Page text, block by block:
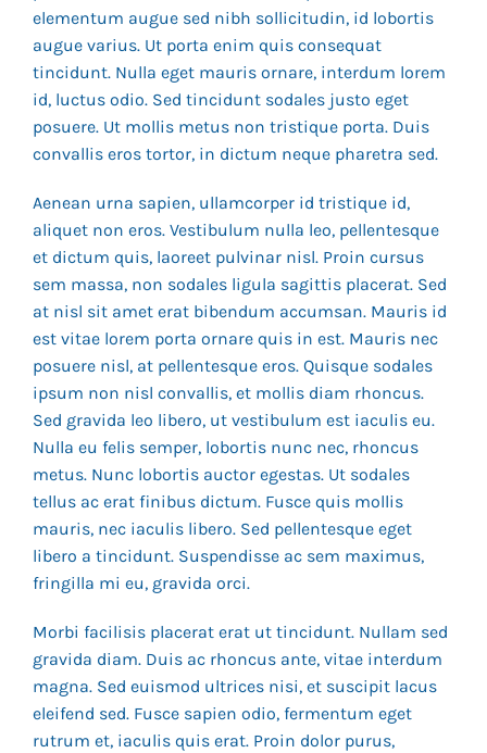
elementum augue sed nibh sollicitudin, id lobortis
augue varius. Ut porta enim quis consequat
tincidunt. Nulla eget mauris ornare, interdum lorem
id, luctus odio. Sed tincidunt sodales justo eget
posuere. Ut mollis metus non tristique porta. Duis
convallis eros tortor, in dictum neque pharetra sed.
Aenean urna sapien, ullamcorper id tristique id,
aliquet non eros. Vestibulum nulla leo, pellentesque
et dictum quis, laoreet pulvinar nisl. Proin cursus
sem massa, non sodales ligula sagittis placerat. Sed
at nisl sit amet erat bibendum accumsan. Mauris id
est vitae lorem porta ornare quis in est. Mauris nec
posuere nisl, at pellentesque eros. Quisque sodales
ipsum non nisl convallis, et mollis diam rhoncus.
Sed gravida leo libero, ut vestibulum est iaculis eu.
Nulla eu felis semper, lobortis nunc nec, rhoncus
metus. Nunc lobortis auctor egestas. Ut sodales
tellus ac erat finibus dictum. Fusce quis mollis
mauris, nec iaculis libero. Sed pellentesque eget
libero a tincidunt. Suspendisse ac sem maximus,
fringilla mi eu, gravida orci.
Morbi facilisis placerat erat ut tincidunt. Nullam sed
gravida diam. Duis ac rhoncus ante, vitae interdum
magna. Sed euismod ultrices nisi, et suscipit lacus
eleifend sed. Fusce sapien odio, fermentum eget
rutrum et, iaculis quis erat. Proin dolor purus,